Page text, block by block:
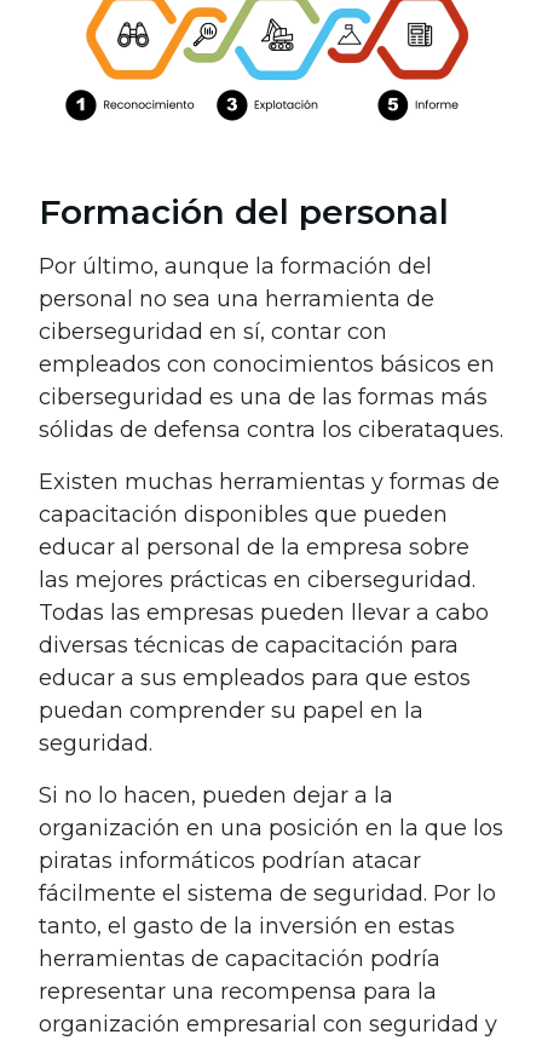
Formación del personal
Por último, aunque la formación del
personal no sea una herramienta de
ciberseguridad en sí, contar con
empleados con conocimientos básicos en
ciberseguridad es una de las formas más
sólidas de defensa contra los ciberataques.
Existen muchas herramientas y formas de
capacitación disponibles que pueden
educar al personal de la empresa sobre
las mejores prácticas en ciberseguridad.
Todas las empresas pueden llevar a cabo
diversas técnicas de capacitación para
educar a sus empleados para que estos
puedan comprender su papel en la
seguridad.
Si no lo hacen, pueden dejar a la
organización en una posición en la que los
piratas informáticos podrían atacar
fácilmente el sistema de seguridad. Por lo
tanto, el gasto de la inversión en estas
herramientas de capacitación podría
representar una recompensa para la
organización empresarial con seguridad y